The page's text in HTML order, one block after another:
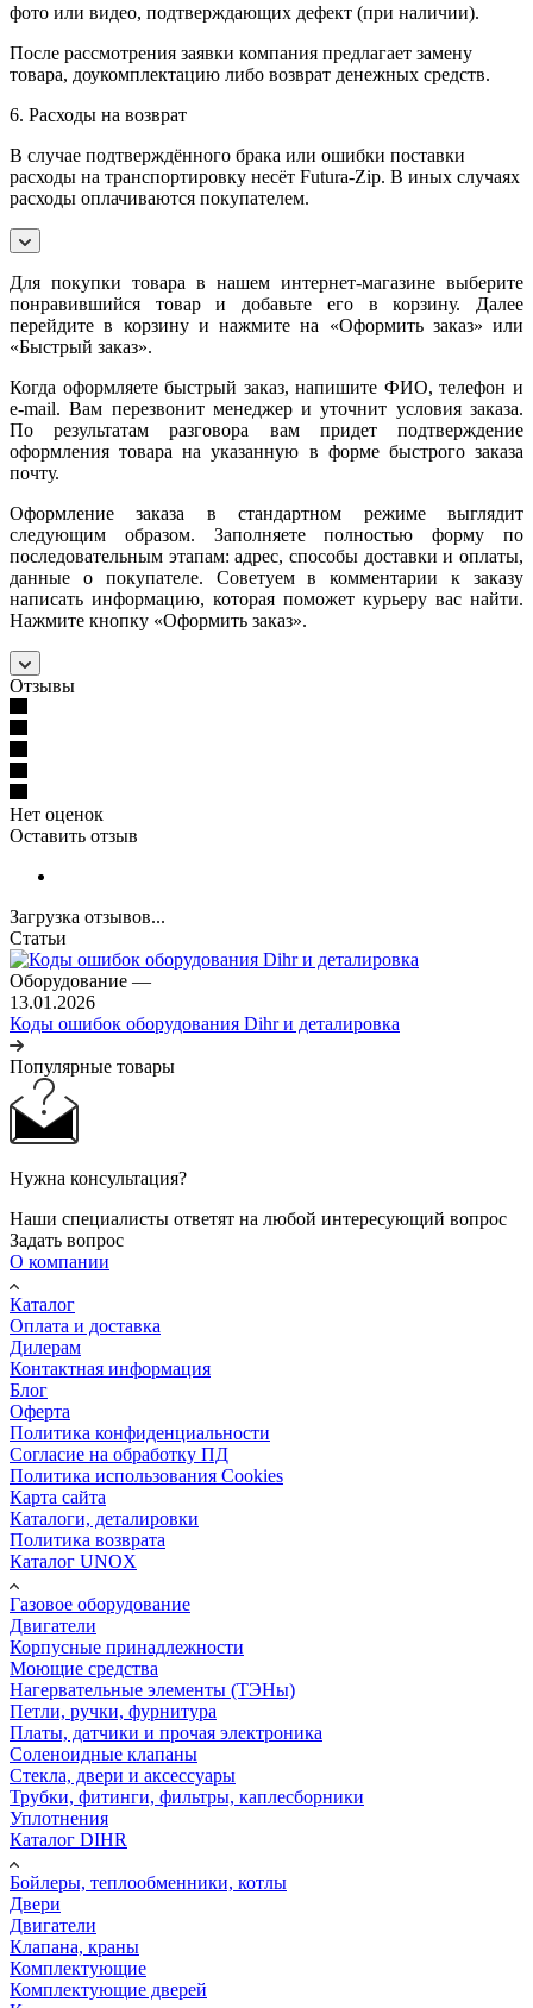
фото или видео, подтверждающих дефект (при наличии).
После рассмотрения заявки компания предлагает замену
товара, доукомплектацию либо возврат денежных средств.
6. Расходы на возврат
В случае подтверждённого брака или ошибки поставки
расходы на транспортировку несёт Futura-Zip. В иных случаях
расходы оплачиваются покупателем.
Для покупки товара в нашем интернет-магазине выберите
понравившийся товар и добавьте его в корзину. Далее
перейдите в корзину и нажмите на «Оформить заказ» или
«Быстрый заказ».
Когда оформляете быстрый заказ, напишите ФИО, телефон и
e-mail. Вам перезвонит менеджер и уточнит условия заказа.
По результатам разговора вам придет подтверждение
оформления товара на указанную в форме быстрого заказа
почту.
Оформление заказа в стандартном режиме выглядит
следующим образом. Заполняете полностью форму по
последовательным этапам: адрес, способы доставки и оплаты,
данные о покупателе. Советуем в комментарии к заказу
написать информацию, которая поможет курьеру вас найти.
Нажмите кнопку «Оформить заказ».
Отзывы
Нет оценок
Оставить отзыв
Загрузка отзывов...
Статьи
Оборудование —
13.01.2026
Коды ошибок оборудования Dihr и деталировка
Популярные товары
Нужна консультация?
Наши специалисты ответят на любой интересующий вопрос
Задать вопрос
О компании
Каталог
Оплата и доставка
Дилерам
Контактная информация
Блог
Оферта
Политика конфиденциальности
Согласие на обработку ПД
Политика использования Cookies
Карта сайта
Каталоги, деталировки
Политика возврата
Каталог UNOX
Газовое оборудование
Двигатели
Корпусные принадлежности
Моющие средства
Нагервательные элементы (ТЭНы)
Петли, ручки, фурнитура
Платы, датчики и прочая электроника
Соленоидные клапаны
Стекла, двери и аксессуары
Трубки, фитинги, фильтры, каплесборники
Уплотнения
Каталог DIHR
Бойлеры, теплообменники, котлы
Двери
Двигатели
Клапана, краны
Комплектующие
Комплектующие дверей